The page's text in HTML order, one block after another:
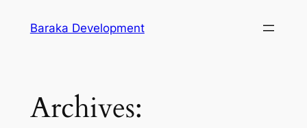
Baraka Development
Archives: